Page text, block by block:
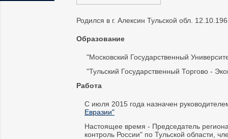
Родился в г. Алексин Тульской обл.
Образование
"Московский Государственный
"Тульский Государственный Торгово -
Работа
С июля 2015 года назначен
Евразии"
Настоящее время - Председатель
контроль России" по Тульской области,